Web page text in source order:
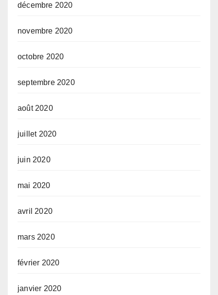
décembre 2020
novembre 2020
octobre 2020
septembre 2020
août 2020
juillet 2020
juin 2020
mai 2020
avril 2020
mars 2020
février 2020
janvier 2020